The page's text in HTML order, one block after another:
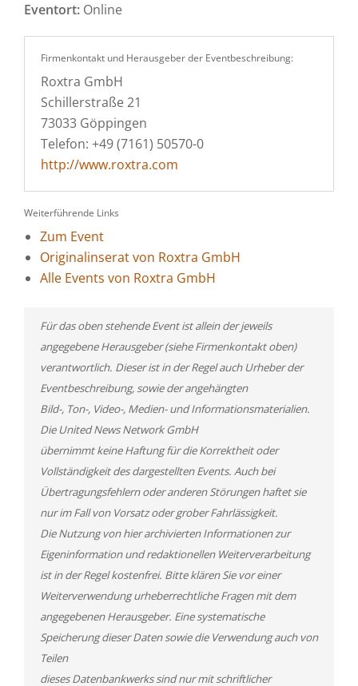
Eventort: Online
Firmenkontakt und Herausgeber der Eventbeschreibung:
Roxtra GmbH
Schillerstraße 21
73033 Göppingen
Telefon: +49 (7161) 50570-0
http://www.roxtra.com
Weiterführende Links
Zum Event
Originalinserat von Roxtra GmbH
Alle Events von Roxtra GmbH
Für das oben stehende Event ist allein der jeweils
angegebene Herausgeber (siehe Firmenkontakt oben)
verantwortlich. Dieser ist in der Regel auch Urheber der
Eventbeschreibung, sowie der angehängten
Bild-, Ton-, Video-, Medien- und Informationsmaterialien.
Die United News Network GmbH
übernimmt keine Haftung für die Korrektheit oder
Vollständigkeit des dargestellten Events. Auch bei
Übertragungsfehlern oder anderen Störungen haftet sie
nur im Fall von Vorsatz oder grober Fahrlässigkeit.
Die Nutzung von hier archivierten Informationen zur
Eigeninformation und redaktionellen Weiterverarbeitung
ist in der Regel kostenfrei. Bitte klären Sie vor einer
Weiterverwendung urheberrechtliche Fragen mit dem
angegebenen Herausgeber. Eine systematische
Speicherung dieser Daten sowie die Verwendung auch von
Teilen
dieses Datenbankwerks sind nur mit schriftlicher